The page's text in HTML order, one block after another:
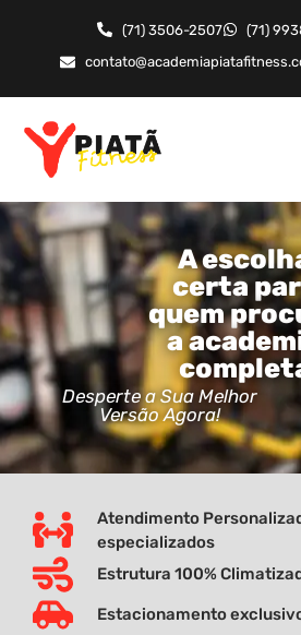
(71) 3506-2507
(71)
A
certa
quem
a
Desperte a Sua Melhor
Versão Agora!
Atendimento
especializados
Estrutura 100%
Estacionamento